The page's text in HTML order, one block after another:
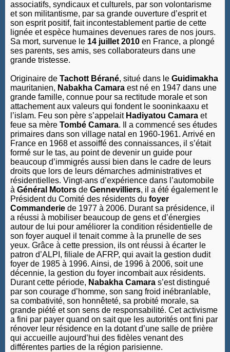
associatifs, syndicaux et culturels, par son volontarisme
et son militantisme, par sa grande ouverture d’esprit et
son esprit positif, fait incontestablement partie de cette
lignée et espèce humaines devenues rares de nos jours.
Sa mort, survenue le 14 juillet 2010 en France, a plongé
ses parents, ses amis, ses collaborateurs dans une
grande tristesse.
Originaire de Tachott Bérané, situé dans le Guidimakha
mauritanien, Nabakha Camara est né en 1947 dans une
grande famille, connue pour sa rectitude morale et son
attachement aux valeurs qui fondent le sooninkaaxu et
l’islam. Feu son père s’appelait Hadiyatou Camara et
feue sa mère Tombé Camara. Il a commencé ses études
primaires dans son village natal en 1960-1961. Arrivé en
France en 1968 et assoiffé des connaissances, il s’était
formé sur le tas, au point de devenir un guide pour
beaucoup d’immigrés aussi bien dans le cadre de leurs
droits que lors de leurs démarches administratives et
résidentielles. Vingt-ans d’expérience dans l’automobile
à Général Motors de Gennevilliers, il a été également le
Président du Comité des résidents du foyer
Commanderie de 1977 à 2006. Durant sa présidence, il
a réussi à mobiliser beaucoup de gens et d’énergies
autour de lui pour améliorer la condition résidentielle de
son foyer auquel il tenait comme à la prunelle de ses
yeux. Grâce à cette pression, ils ont réussi à écarter le
patron d’ALPI, filiale de AFRP, qui avait la gestion dudit
foyer de 1985 à 1996. Ainsi, de 1996 à 2006, soit une
décennie, la gestion du foyer incombait aux résidents.
Durant cette période, Nabakha Camara s’est distingué
par son courage d’homme, son sang froid inébranlable,
sa combativité, son honnêteté, sa probité morale, sa
grande piété et son sens de responsabilité. Cet activisme
a fini par payer quand on sait que les autorités ont fini par
rénover leur résidence en la dotant d’une salle de prière
qui accueille aujourd’hui des fidèles venant des
différentes parties de la région parisienne.